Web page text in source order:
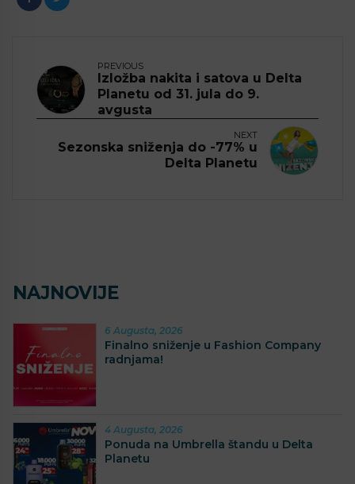
PREVIOUS
Izložba nakita i satova u Delta
Planetu od 31. jula do 9.
avgusta
NEXT
Sezonska sniženja do -77% u
Delta Planetu
NAJNOVIJE
6 Augusta, 2026
Finalno sniženje u Fashion Company
radnjama!
4 Augusta, 2026
Ponuda na Umbrella štandu u Delta
Planetu